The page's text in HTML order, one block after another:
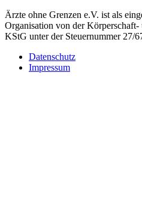
Ärzte ohne Grenzen e.V. ist als
Organisation von der
KStG unter der Steuernummer 27/
Datenschutz
Impressum